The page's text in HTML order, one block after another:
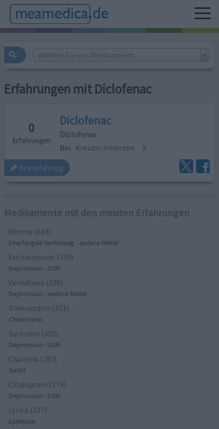
Wählen Sie ein Medikament...
Erfahrungen mit Diclofenac
0
Erfahrungen
Diclofenac
Diclofenac
Bei Kreuzschmerzen X
ihre erfahrung
Medikamente mit den meisten Erfahrungen
Mirena (624)
Empfängnis Verhütung - andere Mittel
Escitalopram (339)
Depression - SSRI
Venlafaxin (326)
Depression - andere Mittel
Simvastatin (321)
Cholesterin
Sertralin (302)
Depression - SSRI
Champix (297)
Sucht
Citalopram (274)
Depression - SSRI
Lyrica (237)
Epilepsie